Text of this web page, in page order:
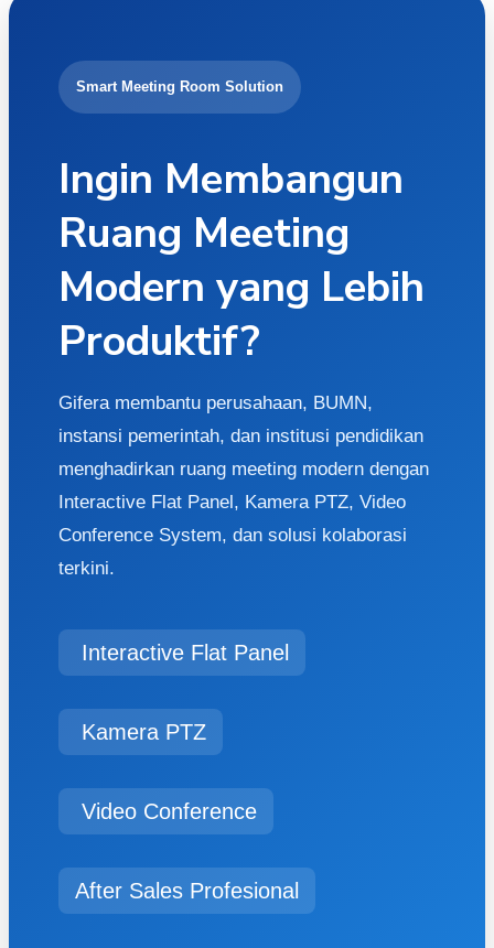
Smart Meeting Room Solution
Ingin Membangun
Ruang Meeting
Modern yang Lebih
Produktif?
Gifera membantu perusahaan, BUMN,
instansi pemerintah, dan institusi pendidikan
menghadirkan ruang meeting modern dengan
Interactive Flat Panel, Kamera PTZ, Video
Conference System, dan solusi kolaborasi
terkini.
Interactive Flat Panel
Kamera PTZ
Video Conference
After Sales Profesional